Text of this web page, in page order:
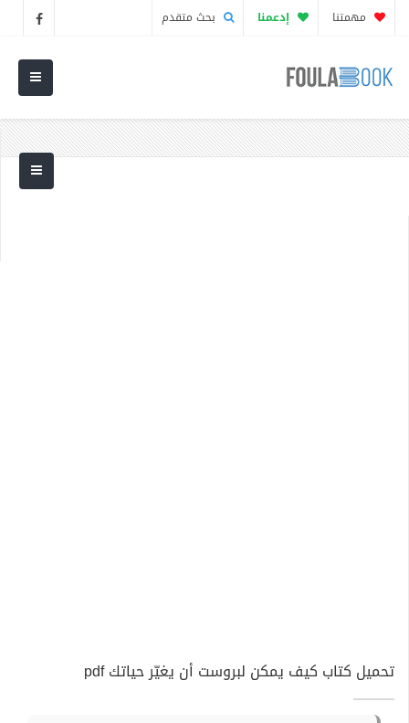
مهمتنا إدعمنا بحث متقدم
تحميل كتاب كيف يمكن لبروست أن يغيّر حياتك pdf